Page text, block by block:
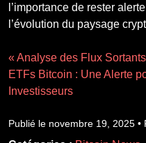
l’importance de rester
l’évolution du paysage
« Analyse des Flux
ETFs Bitcoin : Une Alerte
Investisseurs
Publié le novembre 19, 2025 •